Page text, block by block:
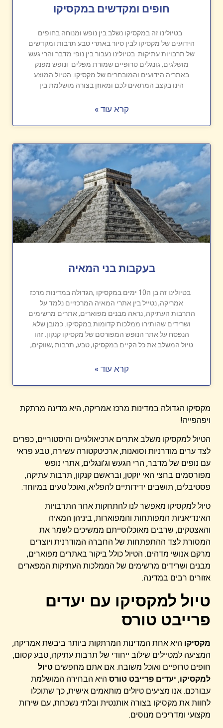
חופים ומקדשים במקסיקו
בטיולינו זה במקסיקו נשלב בין נופש ומנוחה בחופים
הידועים של מקסיקו לבין סיור באתרי טבע תרבות ומקדשים
של תרבויות עתיקות. בטיולינו נעבור בין נופי מדבר והרי געש
מושלגים, גונגלים טרופיים שמורת מפלים ונופש מפנק
באתריה הידועים והמובחרים של מקסיקו. הטיול המוצע
הינו בקצב המתאים לכם ומאוזן בצורה מושלמת בין
קרא עוד »
בעקבות בני המאיה
בטיולינו זה בן ה10 ימים במקסיקו ,הגדולה במדינות מרכז
אמריקה, נטייל בין אתרי המאיה המרכזיים נלמד על
התרבות העתיקה, נראה מבנים מפוארים, אתרים מרשימים
ושרידים שהותירו ממלכות קדומות במקסיקו. כמובן שלא
הנפסח על אתר הנופש המפורסם של מקסיקו קנקון. זהו
טיול המשלב את כל הקיים במקסיקו, טבע, תרבות ,שווקים,
קרא עוד »
מקסיקו הגדולה במדינות מרכז אמריקה, היא מדינה מרתקת
ויפהפייה!
הטיול למקסיקו משלב אתרים ארכיאולגיים והיסטוריים, כפרים
לצד ערים מודרניות וסואנות, ארכיטקטורה עשירה, טבע פראי
עם נופים של מדבר, הרי הגעש וג'ונגלים, אתרי נופש
מפורסמים בחצי האי יוקטן, ובראשם קנקון, תרבות עתיקה,
פסטיבלים, תושבים ידידותיים להפליא, ואוכל טעים במיוחד.
טיול למקסיקו מאפשר לנו להתחקות אחר התרבויות
האינדיאניות המפותחות והמפוארות, ביניהן המאיה
והאצטקים, שרבים מאוכלוסייתם ממשיכים לשמר את
המסורת לצד ההתפתחות של החברה המודרנית ויוצרים
מרקם אנושי מדהים. הטיול כולל ביקור באתרים מפוארים,
מבנים ושרידים מרשימים של הממלכות העתיקות המפארים
אזורים רבים במדינה.
טיול למקסיקו עם יעדים
פרייבט טורס
מקסיקו היא אחת המדינות המרתקות ביותר ביבשת אמריקה,
המציעה למטיילים שילוב ייחודי של תרבות עתיקה, טבע קסום,
חופים טרופיים ואוכל משובח. אם אתם מחפשים טיול
למקסיקו, יעדים פרייבט טורס היא הבחירה המושלמת
עבורכם. אנו מציעים טיולים מותאמים אישית, כך שתוכלו
לחוות את מקסיקו בצורה אותנטית ובלתי נשכחת, עם שירות
מקצועי ומדריכים מנוסים.